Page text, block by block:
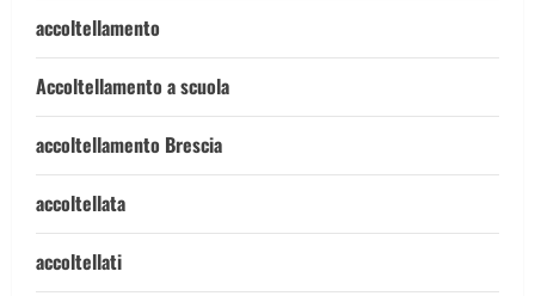
accoltellamento
Accoltellamento a scuola
accoltellamento Brescia
accoltellata
accoltellati